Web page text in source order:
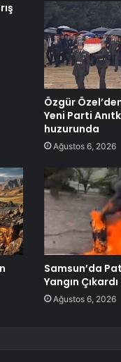
Özgür
Yeni Parti
huzurunda
Ağustos 6, 2026
Samsun’da
Yangın Çıkardı
Ağustos 6, 2026